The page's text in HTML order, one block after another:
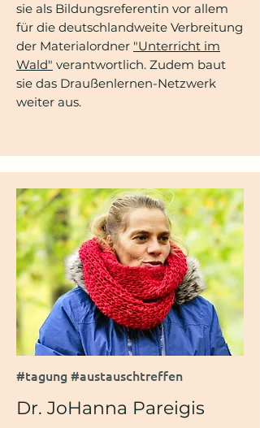
sie als Bildungsreferentin vor allem
für die deutschlandweite Verbreitung
der Materialordner "Unterricht im
Wald" verantwortlich. Zudem baut
sie das Draußenlernen-Netzwerk
weiter aus.
#tagung #austauschtreffen
Dr. JoHanna Pareigis